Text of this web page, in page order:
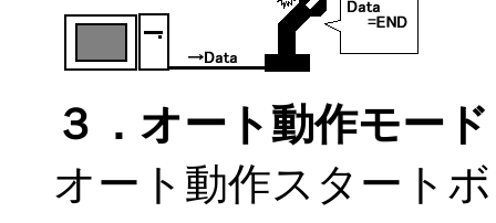
３．オート動作モード
オート動作スタート